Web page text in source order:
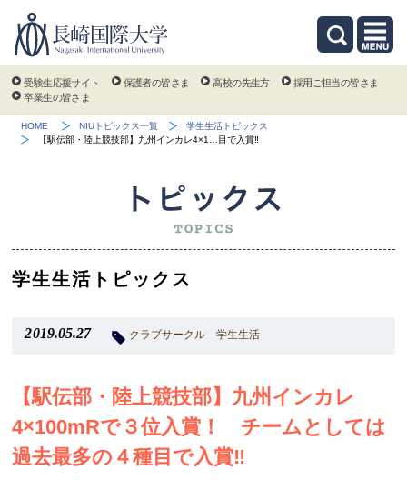
受験生応援サイト 保護者の皆さま 高校の先生方
採用ご担当の皆さま
卒業生の皆さま
HOME NIUトピックス一覧
学生生活トピックス
【駅伝部・陸上競技部】九州インカレ4×1…目で入賞‼
学生生活トピックス
2019.05.27 クラブサークル 学生生活
【駅伝部・陸上競技部】九州インカレ
4×100mRで３位入賞！ チームとしては
過去最多の４種目で入賞‼